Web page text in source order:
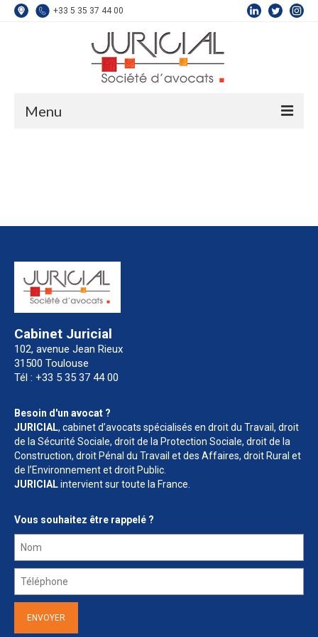
+33 5 35 37 44 00
Menu
Droit de la Protection Sociale
Droit de la Construction
Droit Rural et de l’Environnement
Droit Public
Nos formations
Formations Spécial BTP
Formations Droit de la construction et de
l’urbanisme
Formations Droit social / Droit de la sécurité
sociale
Formations Droit fiscal
Formations Marchés publics
Nos audits
Cabinet Juricial
102, avenue Jean Rieux
31500 Toulouse
Tél : +33 5 35 37 44 00
Besoin d'un avocat ?
JURICIAL, cabinet d’avocats spécialisés en droit du Travail, droit
de la Sécurité Sociale, droit de la Protection Sociale, droit de la
Construction, droit Pénal du Travail et des Affaires, droit Rural et
de l’Environnement et droit Public.
JURICIALintervient sur toute la France.
Vous souhaitez être rappelé ?